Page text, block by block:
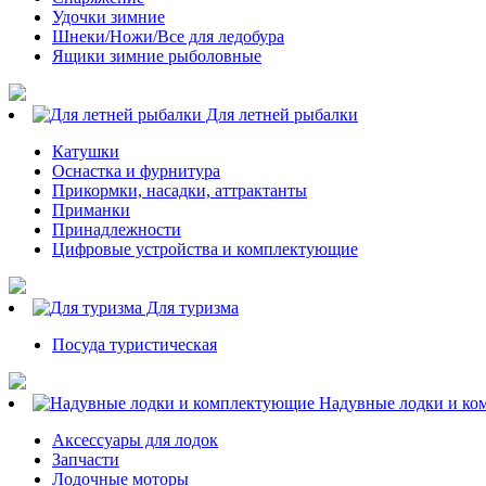
Удочки зимние
Шнеки/Ножи/Все для ледобура
Ящики зимние рыболовные
Для летней рыбалки
Катушки
Оснастка и фурнитура
Прикормки, насадки, аттрактанты
Приманки
Принадлежности
Цифровые устройства и комплектующие
Для туризма
Посуда туристическая
Надувные лодки и
Аксессуары для лодок
Запчасти
Лодочные моторы